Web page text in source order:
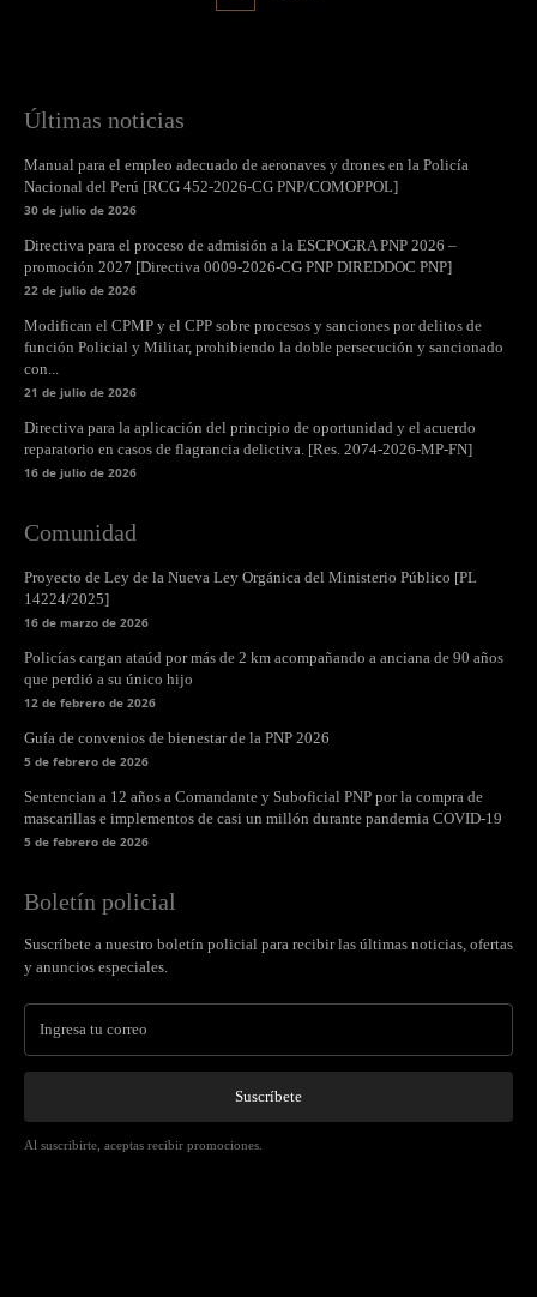
Últimas noticias
Manual para el empleo adecuado de aeronaves y drones en la Policía
Nacional del Perú [RCG 452-2026-CG PNP/COMOPPOL]
30 de julio de 2026
Directiva para el proceso de admisión a la ESCPOGRA PNP 2026 –
promoción 2027 [Directiva 0009-2026-CG PNP DIREDDOC PNP]
22 de julio de 2026
Modifican el CPMP y el CPP sobre procesos y sanciones por delitos de
función Policial y Militar, prohibiendo la doble persecución y sancionado
con...
21 de julio de 2026
Directiva para la aplicación del principio de oportunidad y el acuerdo
reparatorio en casos de flagrancia delictiva. [Res. 2074-2026-MP-FN]
16 de julio de 2026
Comunidad
Proyecto de Ley de la Nueva Ley Orgánica del Ministerio Público [PL
14224/2025]
16 de marzo de 2026
Policías cargan ataúd por más de 2 km acompañando a anciana de 90 años
que perdió a su único hijo
12 de febrero de 2026
Guía de convenios de bienestar de la PNP 2026
5 de febrero de 2026
Sentencian a 12 años a Comandante y Suboficial PNP por la compra de
mascarillas e implementos de casi un millón durante pandemia COVID-19
5 de febrero de 2026
Boletín policial
Suscríbete a nuestro boletín policial para recibir las últimas noticias, ofertas
y anuncios especiales.
Suscríbete
Al suscribirte, aceptas recibir promociones.